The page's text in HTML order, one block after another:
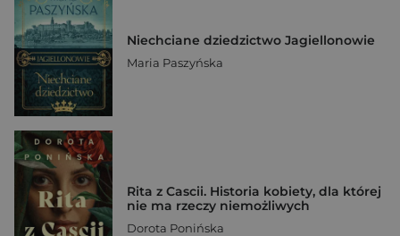
Niechciane dziedzictwo Jagiellonowie
Maria Paszyńska
Rita z Cascii. Historia kobiety, dla której
nie ma rzeczy niemożliwych
Dorota Ponińska